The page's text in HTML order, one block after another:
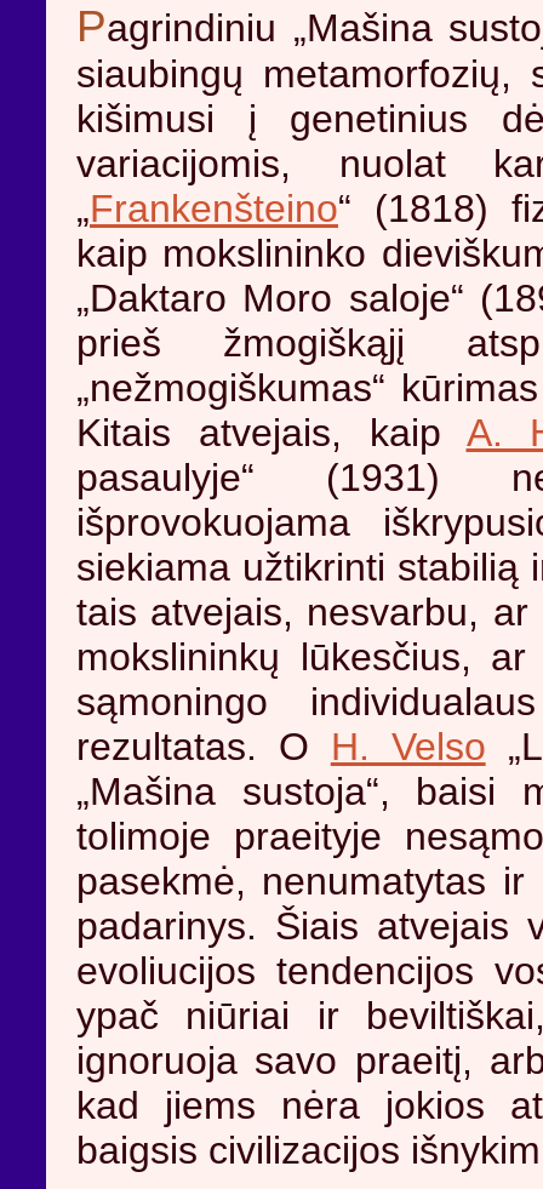
Pagrindiniu „Mašina
siaubingų metamorfozių,
kišimusi į genetinius
variacijomis, nuolat
„Frankenšteino“ (1818)
kaip mokslininko
„Daktaro Moro saloje“
prieš žmogiškąjį
„nežmogiškumas“
Kitais atvejais, kaip A.
pasaulyje“ (1931)
išprovokuojama
siekiama užtikrinti stabilią
tais atvejais, nesvarbu,
mokslininkų lūkesčius,
sąmoningo
rezultatas. O H. Velso
„Mašina sustoja“, baisi
tolimoje praeityje
pasekmė, nenumatytas
padarinys. Šiais atvejais
evoliucijos tendencijos
ypač niūriai ir
ignoruoja savo praeitį,
kad jiems nėra jokios
baigsis civilizacijos